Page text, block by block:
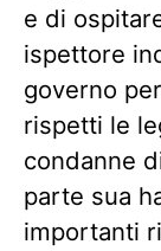
e di
ispettore
governo
rispetti le
condanne
parte sua
importanti